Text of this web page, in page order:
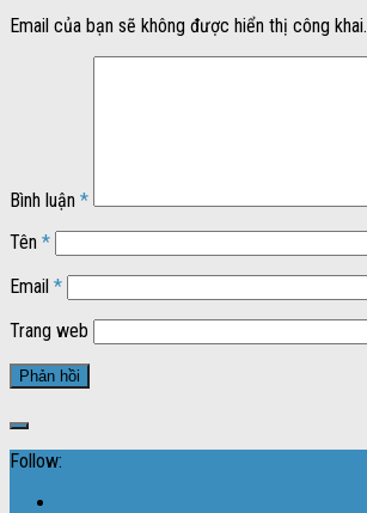
Email của bạn sẽ không được hiển thị công khai.
Bình luận *
Tên *
Email *
Trang web
Follow: